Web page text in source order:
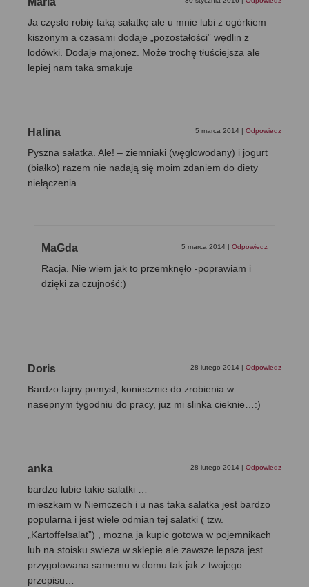
Ja często robię taką sałatkę ale u mnie lubi z ogórkiem
kiszonym a czasami dodaje „pozostałości” wędlin z
lodówki. Dodaje majonez. Może trochę tłuściejsza ale
lepiej nam taka smakuje
Halina 5 marca 2014 | Odpowiedz
Pyszna sałatka. Ale! – ziemniaki (węglowodany) i jogurt
(białko) razem nie nadają się moim zdaniem do diety
niełączenia…
MaGda 5 marca 2014 | Odpowiedz
Racja. Nie wiem jak to przemknęło -poprawiam i
dzięki za czujność:)
Doris 28 lutego 2014 | Odpowiedz
Bardzo fajny pomysl, koniecznie do zrobienia w
nasepnym tygodniu do pracy, juz mi slinka cieknie…:)
anka 28 lutego 2014 | Odpowiedz
bardzo lubie takie salatki …
mieszkam w Niemczech i u nas taka salatka jest bardzo
popularna i jest wiele odmian tej salatki ( tzw.
„Kartoffelsalat”) , mozna ja kupic gotowa w pojemnikach
lub na stoisku swieza w sklepie ale zawsze lepsza jest
przygotowana samemu w domu tak jak z twojego
przepisu…